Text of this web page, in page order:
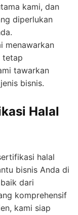
kami, dan
diperlukan
menawarkan
tetap
tawarkan
bisnis.
Halal
halal
bisnis Anda di
dari
komprehensif
kami siap